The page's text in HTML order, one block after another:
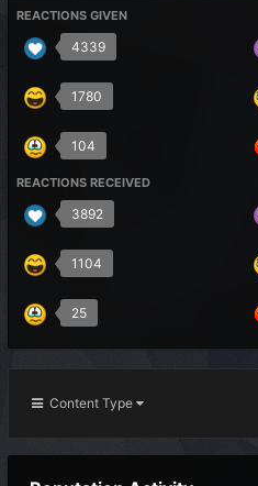
REACTIONS GIVEN
4339
1780
104
REACTIONS RECEIVED
3892
1104
25
Content Type